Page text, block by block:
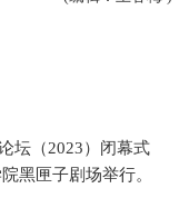
坛（2023）闭幕式
黑匣子剧场举行。